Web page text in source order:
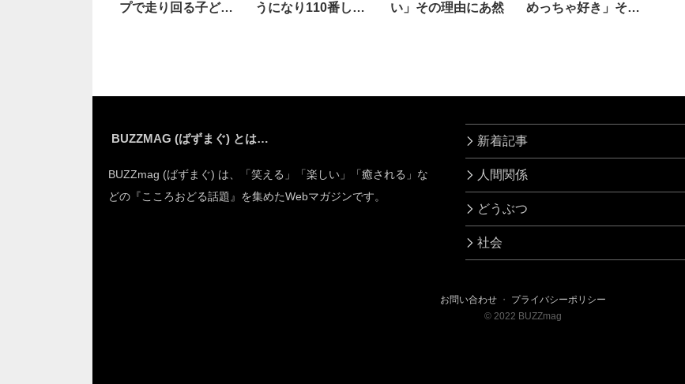
プで走り回る子ど
うになり110番した
い」その理由にあ然
めっちゃ好き」その
BUZZMAG (ばずまぐ) とは…
BUZZmag (ばずまぐ) は、「笑える」「楽しい」「癒される」な
どの『こころおどる話題』を集めたWebマガジンです。
新着記事
人間関係
どうぶつ
社会
お問い合わせ ・ プライバシーポリシー
© 2022 BUZZmag